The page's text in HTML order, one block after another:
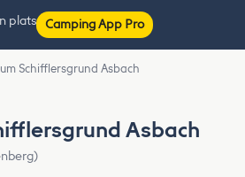
plats Camping App Pro
Schifflersgrund Asbach
Asbach